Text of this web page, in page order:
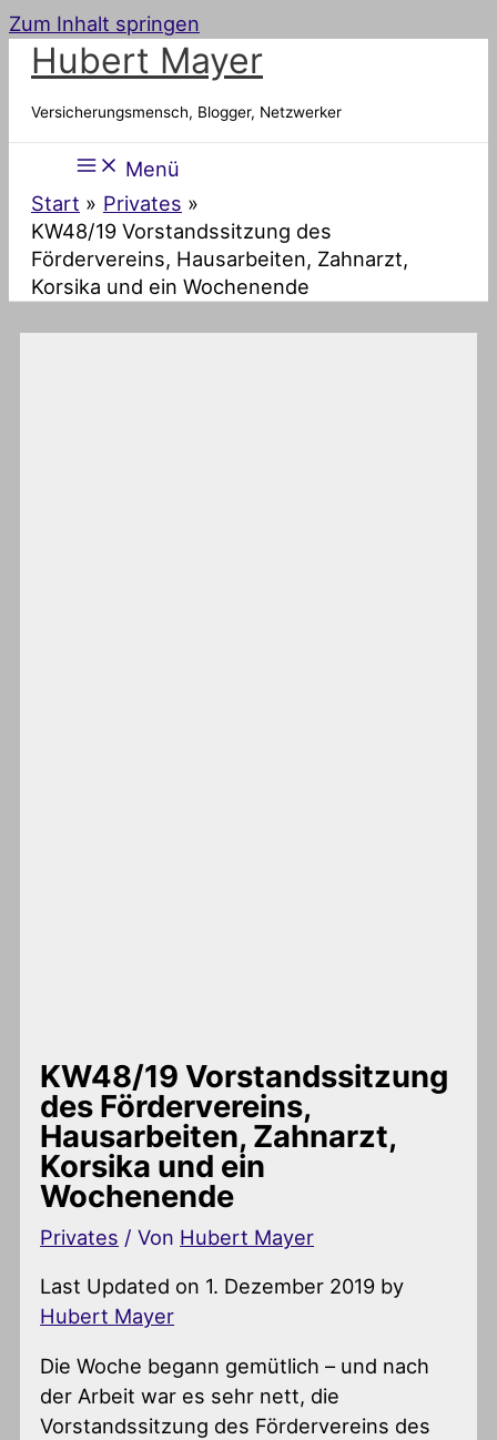
Zum Inhalt springen
Hubert Mayer
Versicherungsmensch, Blogger, Netzwerker
Menü
Start
Privates
KW48/19 Vorstandssitzung des
Fördervereins, Hausarbeiten, Zahnarzt,
Korsika und ein Wochenende
KW48/19 Vorstandssitzung
des Fördervereins,
Hausarbeiten, Zahnarzt,
Korsika und ein
Wochenende
Privates / Von Hubert Mayer
Last Updated on 1. Dezember 2019 by
Hubert Mayer
Die Woche begann gemütlich – und nach
der Arbeit war es sehr nett, die
Vorstandssitzung des Fördervereins des